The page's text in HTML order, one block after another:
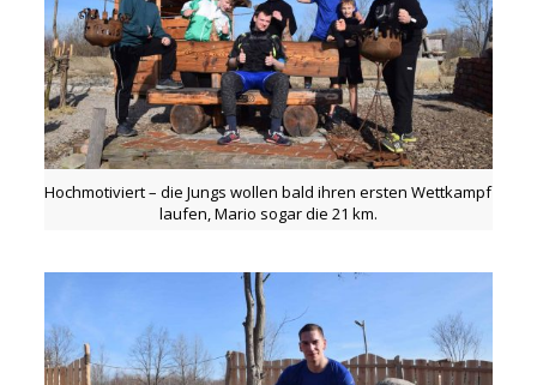
Hochmotiviert – die Jungs wollen bald ihren ersten Wettkampf
laufen, Mario sogar die 21 km.